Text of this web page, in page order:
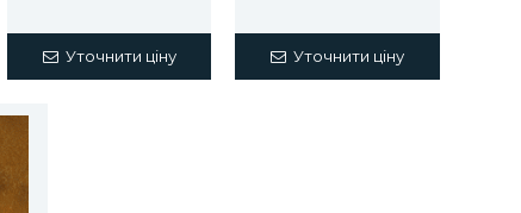
Уточнити ціну Уточнити ціну